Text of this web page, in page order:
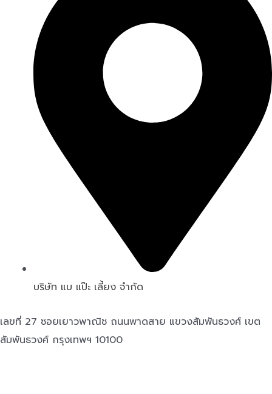
บริษัท แบ แป๊ะ เลี้ยง จำกัด
เลขที่ 27 ซอยเยาวพาณิช ถนนพาดสาย แขวงสัมพันธวงศ์ เขต
สัมพันธวงศ์ กรุงเทพฯ 10100